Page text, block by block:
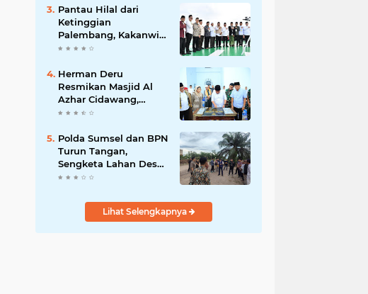
Pantau Hilal dari
Ketinggian
Palembang, Kakanwil
Kemenag Sumsel
Kerukunan
Herman Deru
Resmikan Masjid Al
Azhar Cidawang,
Perkuat Syiar Islam di
Polda Sumsel dan BPN
Turun Tangan,
Sengketa Lahan Desa
Daya Kesuma
Kepastian Hukum
Lihat Selengkapnya